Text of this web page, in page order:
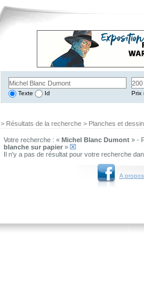
Texte Id Prix
> Résultats de la recherche > Planches et
Votre recherche : « Michel Blanc Dumont » -
blanche sur papier »
Il n'y a pas de résultat pour votre recherche
A